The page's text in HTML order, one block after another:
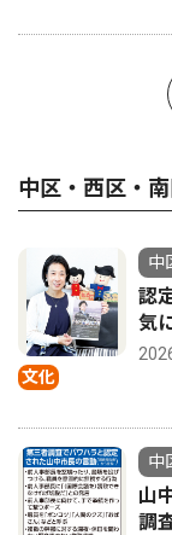
中区・西区・
文化
中
認
気
中
山
調